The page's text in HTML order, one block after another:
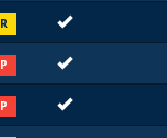
R
P
P